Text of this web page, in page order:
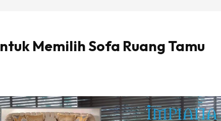
Buletin
Memilih Sofa Ruang Tamu